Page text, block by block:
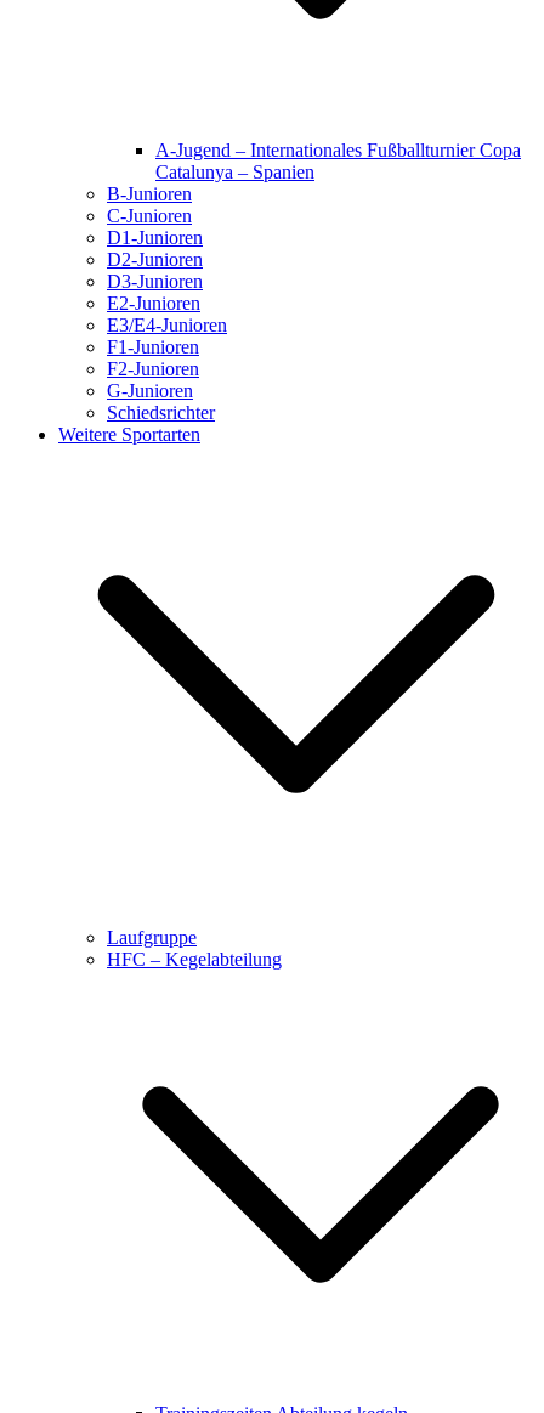
A-Jugend – Internationales Fußballturnier Copa
Catalunya – Spanien
B-Junioren
C-Junioren
D1-Junioren
D2-Junioren
D3-Junioren
E2-Junioren
E3/E4-Junioren
F1-Junioren
F2-Junioren
G-Junioren
Schiedsrichter
Weitere Sportarten
Laufgruppe
HFC – Kegelabteilung